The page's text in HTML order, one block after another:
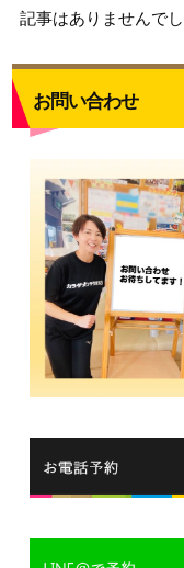
記事はありませんで
お問い合わせ